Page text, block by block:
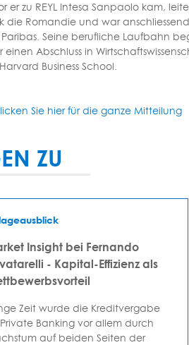
er zu REYL Intesa Sanpaolo kam,
die Romandie und war
Paribas. Seine berufliche Laufbahn
einen Abschluss in
Business School.
Sie hier für die ganze Mitteilung
ZU
Insight bei Fernando
- Kapital-Effizienz als
Zeit wurde die Kreditvergabe
Banking vor allem durch
auf beiden Seiten der